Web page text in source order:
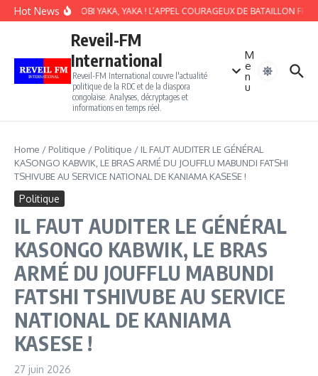
Aller au contenu
Hot NewsSOKI BALOBI YAKA, YAKA ! L’APPEL COURAGEUX DE BATAILLON
Reveil-FM
International
Reveil-FM International couvre l'actualité
politique de la RDC et de la diaspora
congolaise. Analyses, décryptages et
informations en temps réel.
M
e
n
u
Home / Politique / Politique / IL FAUT AUDITER LE GÉNÉRAL
KASONGO KABWIK, LE BRAS ARMÉ DU JOUFFLU MABUNDI FATSHI
TSHIVUBE AU SERVICE NATIONAL DE KANIAMA KASESE !
Politique
IL FAUT AUDITER LE GÉNÉRAL
KASONGO KABWIK, LE BRAS
ARMÉ DU JOUFFLU MABUNDI
FATSHI TSHIVUBE AU SERVICE
NATIONAL DE KANIAMA
KASESE !
27 juin 2026